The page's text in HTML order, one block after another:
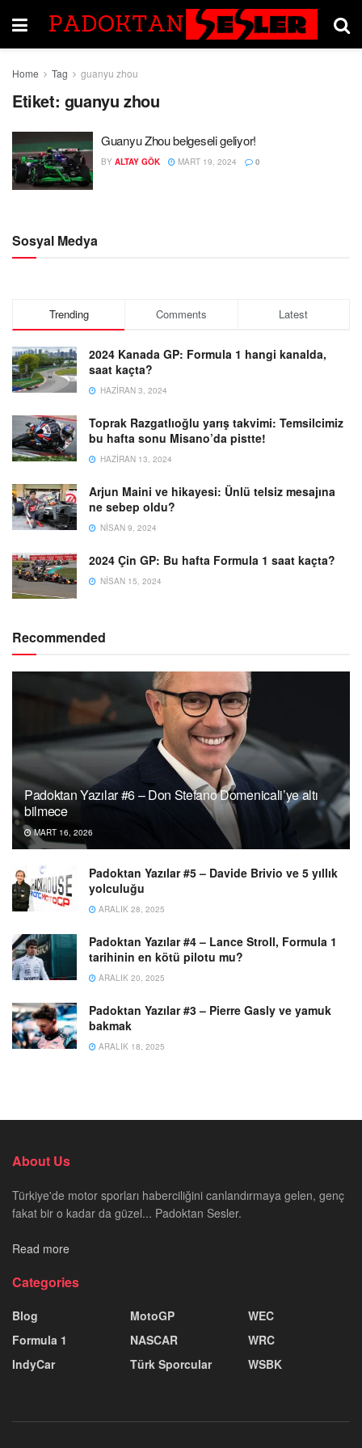
Home Tag guanyu zhou
Etiket: guanyu zhou
Guanyu Zhou belgeseli geliyor!
BY ALTAY GÖK MART 19, 2024 0
Sosyal Medya
Trending Comments Latest
2024 Kanada GP: Formula 1 hangi kanalda,
saat kaçta?
HAZIRAN 3, 2024
Toprak Razgatlıoğlu yarış takvimi: Temsilcimiz
bu hafta sonu Misano’da pistte!
HAZIRAN 13, 2024
Arjun Maini ve hikayesi: Ünlü telsiz mesajına
ne sebep oldu?
NISAN 9, 2024
2024 Çin GP: Bu hafta Formula 1 saat kaçta?
NISAN 15, 2024
Recommended
Padoktan Yazılar #6 – Don Stefano Domenicali’ye altı
bilmece
MART 16, 2026
Padoktan Yazılar #5 – Davide Brivio ve 5 yıllık
yolculuğu
ARALIK 28, 2025
Padoktan Yazılar #4 – Lance Stroll, Formula 1
tarihinin en kötü pilotu mu?
ARALIK 20, 2025
Padoktan Yazılar #3 – Pierre Gasly ve yamuk
bakmak
ARALIK 18, 2025
About Us
Türkiye'de motor sporları haberciliğini canlandırmaya gelen, genç
fakat bir o kadar da güzel... Padoktan Sesler.
Read more
Categories
Blog
Formula 1
IndyCar
MotoGP
NASCAR
Türk Sporcular
WEC
WRC
WSBK